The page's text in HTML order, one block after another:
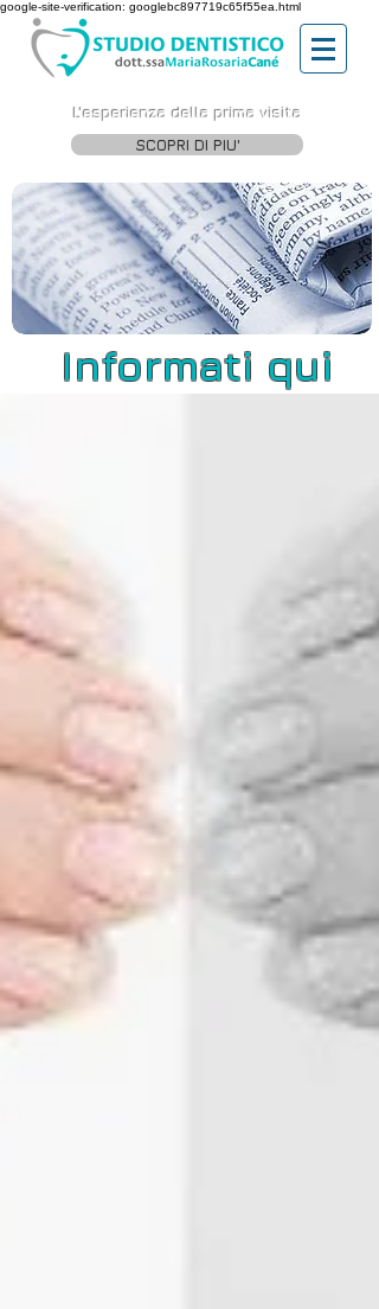
google-site-verification: googlebc897719c65f55ea.html
L'esperienza della prima visita
SCOPRI DI PIU'
Informati qui